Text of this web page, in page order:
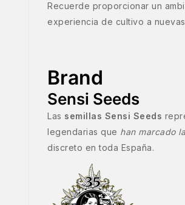
Recuerde proporcionar un
experiencia de cultivo a
Brand
Sensi Seeds
Las semillas Sensi Seeds
legendarias que han marcado
discreto en toda España.